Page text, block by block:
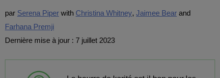
par Serena Piper Christina Whitney Jaimee Bear
Farhana Premji
Dernière mise à jour : 7 juillet 2023